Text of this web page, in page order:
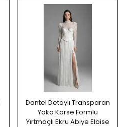
Dantel Detaylı Transparan
Yaka Korse Formlu
Yırtmaçlı Ekru Abiye Elbise